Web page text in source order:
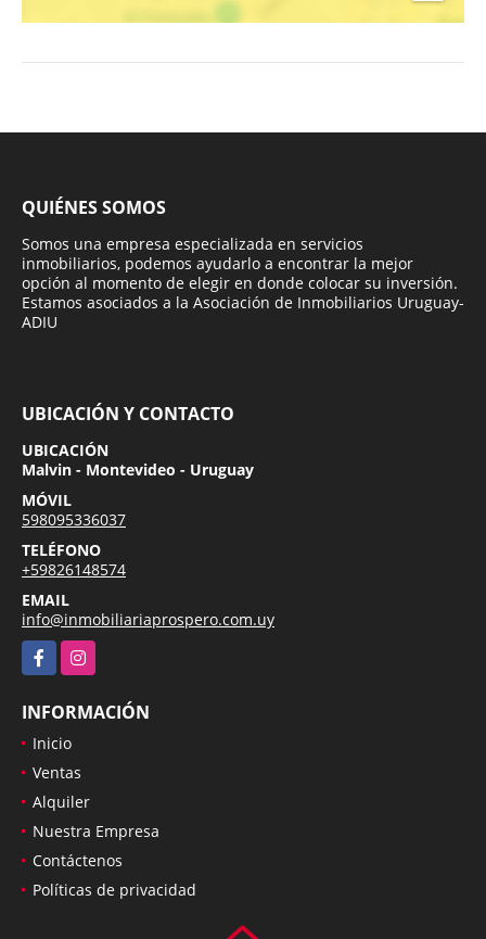
QUIÉNES SOMOS
Somos una empresa especializada en servicios
inmobiliarios, podemos ayudarlo a encontrar la mejor
opción al momento de elegir en donde colocar su inversión.
Estamos asociados a la Asociación de Inmobiliarios Uruguay-
ADIU
UBICACIÓN Y CONTACTO
UBICACIÓN
Malvin - Montevideo - Uruguay
MÓVIL
598095336037
TELÉFONO
+59826148574
EMAIL
info@inmobiliariaprospero.com.uy
FacebookInstagram
INFORMACIÓN
Inicio
Ventas
Alquiler
Nuestra Empresa
Contáctenos
Políticas de privacidad